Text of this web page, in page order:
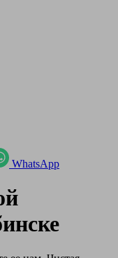
WhatsApp